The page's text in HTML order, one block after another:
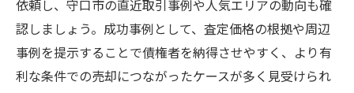
依頼し、守口市の直近取引事例や人気エリアの動向も確
認しましょう。成功事例として、査定価格の根拠や周辺
事例を提示することで債権者を納得させやすく、より有
利な条件での売却につながったケースが多く見受けられ